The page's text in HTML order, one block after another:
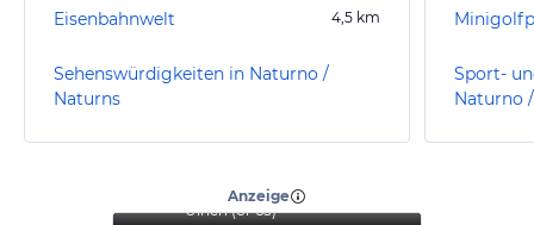
Eisenbahnwelt 4,5 km
Sehenswürdigkeiten in Naturno /
Naturns
Sport-
Naturno
Anzeige
Ulrich (61-65)